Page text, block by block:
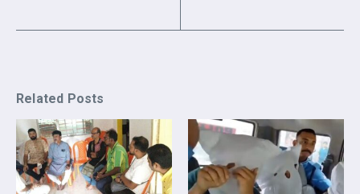
Related Posts